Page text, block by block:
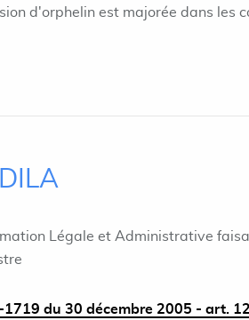
d'orphelin est majorée dans les
Légale et Administrative
1719 du 30 décembre 2005 - art.